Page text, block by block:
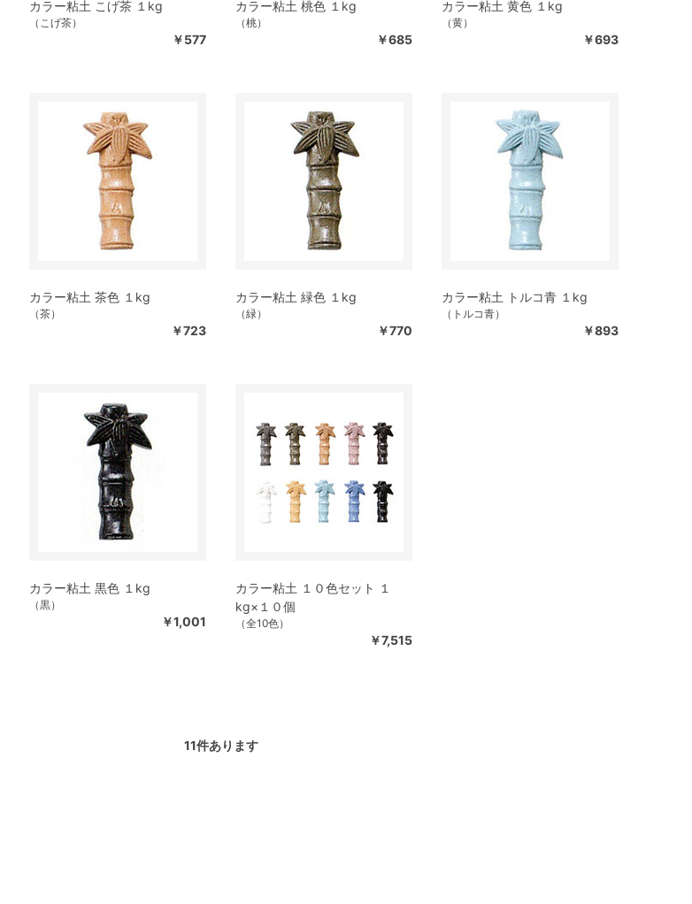
カラー粘土 こげ茶 １kg
（こげ茶）
￥577
カラー粘土 桃色 １kg
（桃）
￥685
カラー粘土 黄色 １kg
（黄）
￥693
カラー粘土 茶色 １kg
（茶）
￥723
カラー粘土 緑色 １kg
（緑）
￥770
カラー粘土 トルコ青 １kg
（トルコ青）
￥893
カラー粘土 黒色 １kg
（黒）
￥1,001
カラー粘土 １０色セット １
kg×１０個
（全10色）
￥7,515
11件あります